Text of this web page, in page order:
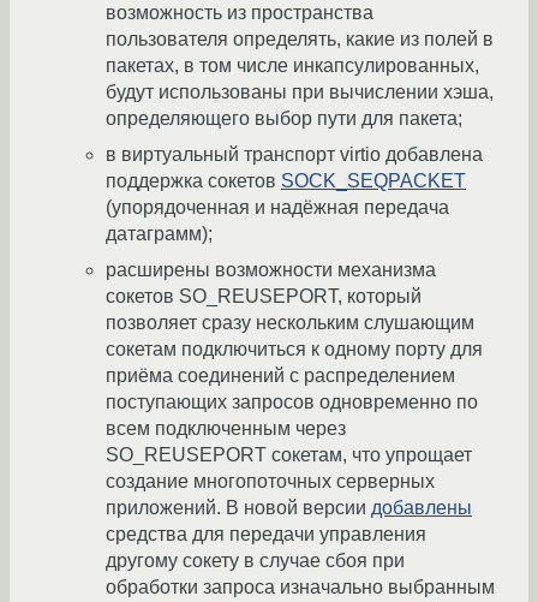
возможность из пространства
пользователя определять, какие из полей в
пакетах, в том числе инкапсулированных,
будут использованы при вычислении хэша,
определяющего выбор пути для пакета;
в виртуальный транспорт virtio добавлена
поддержка сокетов SOCK_SEQPACKET
(упорядоченная и надёжная передача
датаграмм);
расширены возможности механизма
сокетов SO_REUSEPORT, который
позволяет сразу нескольким слушающим
сокетам подключиться к одному порту для
приёма соединений с распределением
поступающих запросов одновременно по
всем подключенным через
SO_REUSEPORT сокетам, что упрощает
создание многопоточных серверных
приложений. В новой версии добавлены
средства для передачи управления
другому сокету в случае сбоя при
обработки запроса изначально выбранным